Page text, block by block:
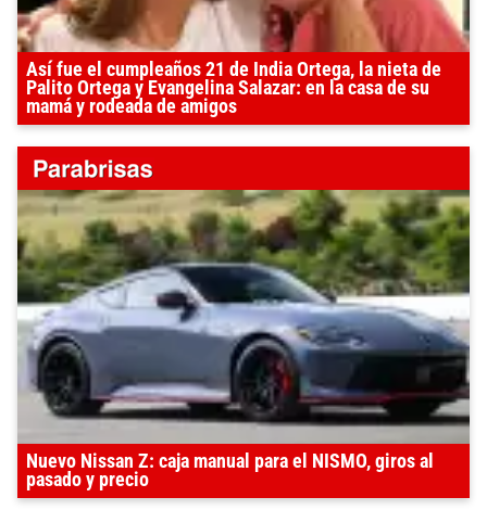
Así fue el cumpleaños 21 de India Ortega, la nieta de
Palito Ortega y Evangelina Salazar: en la casa de su
mamá y rodeada de amigos
Nuevo Nissan Z: caja manual para el NISMO, giros al
pasado y precio